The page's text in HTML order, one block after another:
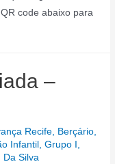
code abaixo para
–
Recife, Berçário,
Infantil ,Grupo I ,
Da Silva